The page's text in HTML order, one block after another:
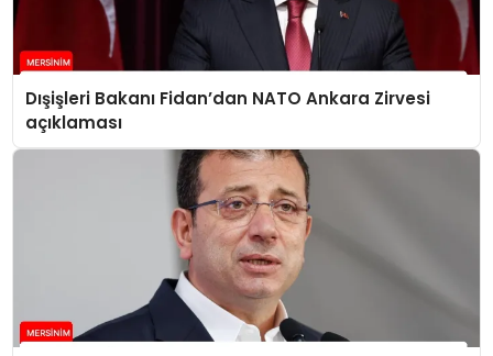
Dışişleri Bakanı Fidan’dan NATO Ankara Zirvesi
açıklaması